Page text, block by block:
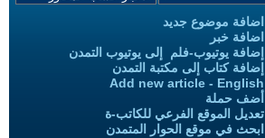
اضافة موضوع جديد
اضافة خبر
إضافة يوتيوب-فلم إلى يوتيوب التمدن
إضافة كتاب إلى مكتبة التمدن
Add new article - English
أضف حملة
تعديل الموقع الفرعي للكاتب-ة
ابحث في موقع الحوار المتمدن